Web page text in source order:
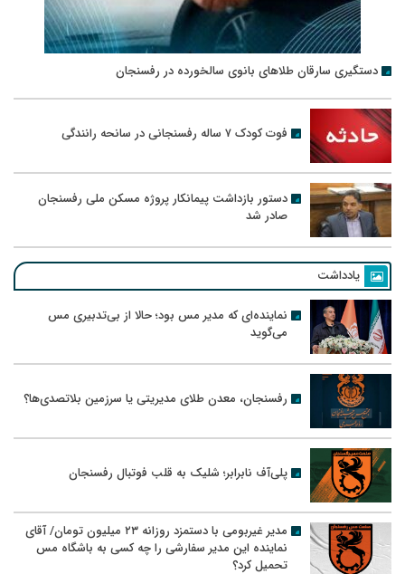
دستگیری سارقان طلاهای بانوی سالخورده در رفسنجان
فوت کودک ۷ ساله رفسنجانی در سانحه رانندگی
دستور بازداشت پیمانکار پروژه مسکن ملی رفسنجان
صادر شد
یادداشت
نماینده‌ای که مدیر مس بود؛ حالا از بی‌تدبیری مس
می‌گوید
رفسنجان، معدن طلای مدیریتی یا سرزمین بلاتصدی‌ها؟
پلی‌آف نابرابر؛ شلیک به قلب فوتبال رفسنجان
مدیر غیربومی با دستمزد روزانه ۲۳ میلیون تومان/ آقای
نماینده این مدیر سفارشی را چه کسی به باشگاه مس
تحمیل کرد؟